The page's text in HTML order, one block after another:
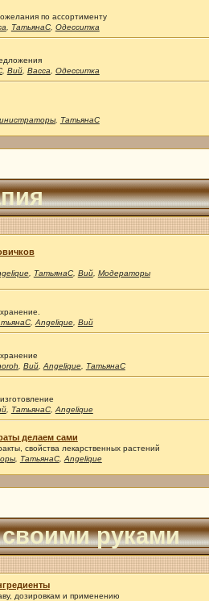
по ассортименту
ТатьянаС, Одесситка
, Вий, Васса Одесситка
, ТатьянаС
, ТатьянаС, Вий, Модераторы
, Angelique, Вий
Вий, Angelique, ТатьянаС
, ТатьянаС, Angelique
делаем сами
свойства лекарственных растений
, ТатьянаС, Angelique
руками
дозировкам и применению